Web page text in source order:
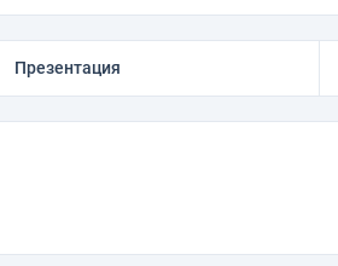
Презентация